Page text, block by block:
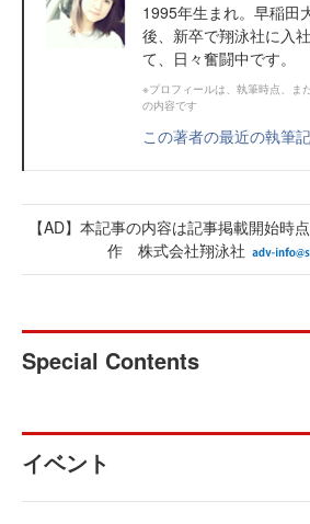
1995年生まれ。早稲田
後、新卒で翔泳社に入
て、日々奮闘中です。
※プロフィールは、執筆時点、ま
の内容です
この著者の最近の執筆
【AD】本記事の内容は記事掲載開始
作 株式会社翔泳社
Special Contents
イベント